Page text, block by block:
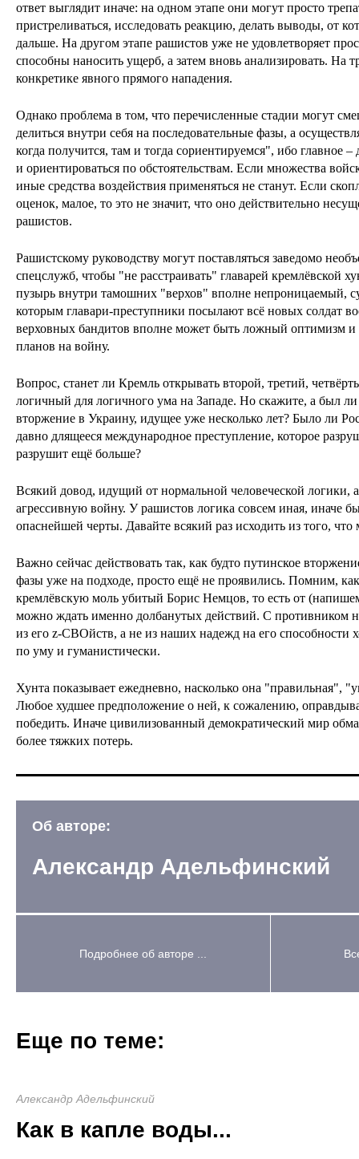
ответ выглядит иначе: на одном этапе они могут просто
пристреливаться, исследовать реакцию, делать выводы, от
дальше. На другом этапе рашистов уже не удовлетворяет
способны наносить ущерб, а затем вновь анализировать. На
конкретике явного прямого нападения.
Однако проблема в том, что перечисленные стадии могут
делиться внутри себя на последовательные фазы, а
когда получится, там и тогда сориентируемся", ибо главное
и ориентироваться по обстоятельствам. Если множества
иные средства воздействия применяться не станут. Если
оценок, малое, то это не значит, что оно действительно
рашистов.
Рашистскому руководству могут поставляться заведомо
спецслужб, чтобы "не расстраивать" главарей кремлёвской
пузырь внутри тамошних "верхов" вполне непроницаемый,
которым главари-преступники посылают всё новых солдат
верховных бандитов вполне может быть ложный оптимизм и
планов на войну.
Вопрос, станет ли Кремль открывать второй, третий,
логичный для логичного ума на Западе. Но скажите, а был
вторжение в Украину, идущее уже несколько лет? Было ли
давно длящееся международное преступление, которое
разрушит ещё больше?
Всякий довод, идущий от нормальной человеческой логики,
агрессивную войну. У рашистов логика совсем иная, иначе
опаснейшей черты. Давайте всякий раз исходить из того,
Важно сейчас действовать так, как будто путинское
фазы уже на подходе, просто ещё не проявились. Помним,
кремлёвскую моль убитый Борис Немцов, то есть от
можно ждать именно долбанутых действий. С противником
из его z-СВОйств, а не из наших надежд на его способности
по уму и гуманистически.
Хунта показывает ежедневно, насколько она "правильная",
Любое худшее предположение о ней, к сожалению,
победить. Иначе цивилизованный демократический мир
более тяжких потерь.
Об авторе:
Александр Адельфинский
Подробнее об авторе ...
Еще по теме:
Александр Адельфинский
Как в капле воды...